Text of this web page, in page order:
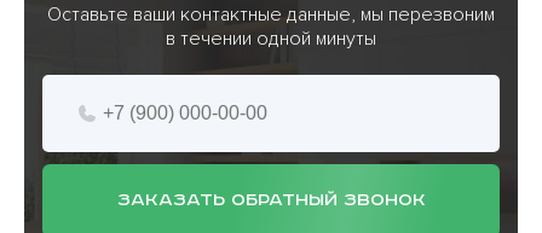
Оставьте ваши контактные данные, мы перезвоним
в течении одной минуты
ЗАКАЗАТЬ ОБРАТНЫЙ ЗВОНОК